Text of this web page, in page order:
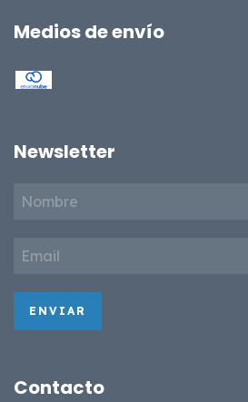
Medios de envío
Newsletter
Contacto